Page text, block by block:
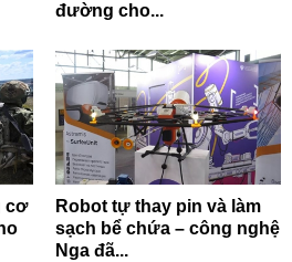
đường cho...
cơ
Robot tự thay pin và làm
sạch bể chứa – công nghệ
Nga đã...